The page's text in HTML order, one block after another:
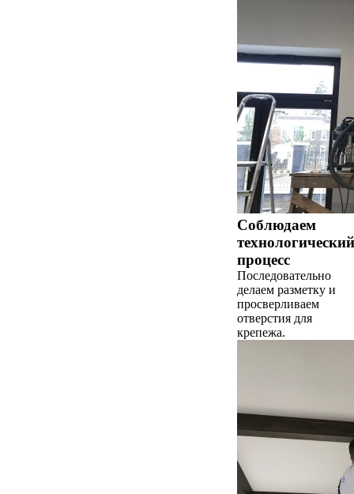
Соблюдаем
технологический
процесс
Последовательно
делаем разметку и
просверливаем
отверстия для
крепежа.